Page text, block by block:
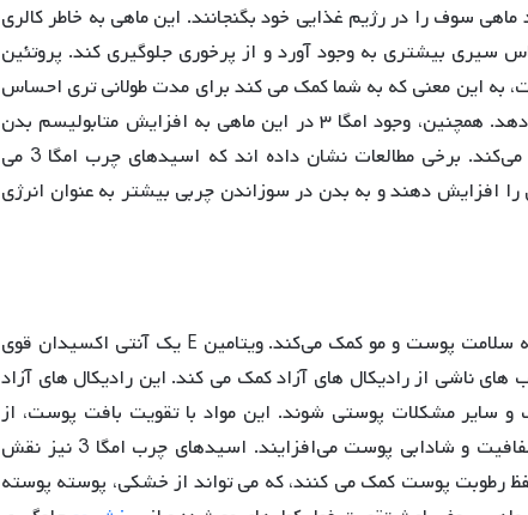
سوف را در رژیم غذایی خود بگنجانند. این ماهی به خاطر کالری
سیری بیشتری به وجود آورد و از پرخوری جلوگیری کند. پروتئین
به این معنی که به شما کمک می کند برای مدت طولانی تری احساس
سیری کنید و احتمال پرخوری را کاهش می دهد. همچنین، وجود امگا ۳ در این ماهی به افزایش متابولیسم بدن
کمک کرده و فرایند چربی‌سوزی را سریع‌تر می‌کند. برخی مطالعات نشان داده اند که اسیدهای چرب امگا 3 می
افزایش دهند و به بدن در سوزاندن چربی بیشتر به عنوان انرژی
ماهی سوف با ویتامین E و امگا ۳ که دارد، به سلامت پوست و مو کمک می‌کند. ویتامین E یک آنتی اکسیدان قوی
ناشی از رادیکال های آزاد کمک می کند. این رادیکال های آزاد
سایر مشکلات پوستی شوند. این مواد با تقویت بافت پوست، از
خشکی و چین‌وچروک جلوگیری کرده و به شفافیت و شادابی پوست می‌افزایند. اسیدهای چرب امگا 3 نیز نقش
رطوبت پوست کمک می کنند، که می تواند از خشکی، پوسته پوسته